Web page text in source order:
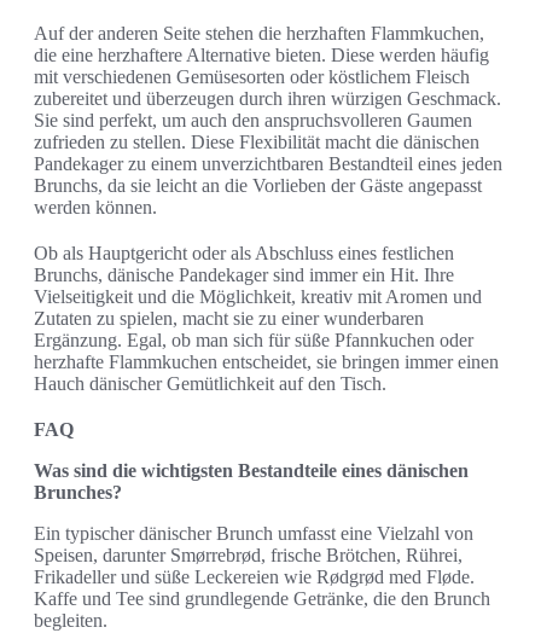
Auf der anderen Seite stehen die herzhaften Flammkuchen,
die eine herzhaftere Alternative bieten. Diese werden häufig
mit verschiedenen Gemüsesorten oder köstlichem Fleisch
zubereitet und überzeugen durch ihren würzigen Geschmack.
Sie sind perfekt, um auch den anspruchsvolleren Gaumen
zufrieden zu stellen. Diese Flexibilität macht die dänischen
Pandekager zu einem unverzichtbaren Bestandteil eines jeden
Brunchs, da sie leicht an die Vorlieben der Gäste angepasst
werden können.
Ob als Hauptgericht oder als Abschluss eines festlichen
Brunchs, dänische Pandekager sind immer ein Hit. Ihre
Vielseitigkeit und die Möglichkeit, kreativ mit Aromen und
Zutaten zu spielen, macht sie zu einer wunderbaren
Ergänzung. Egal, ob man sich für süße Pfannkuchen oder
herzhafte Flammkuchen entscheidet, sie bringen immer einen
Hauch dänischer Gemütlichkeit auf den Tisch.
FAQ
Was sind die wichtigsten Bestandteile eines dänischen
Brunches?
Ein typischer dänischer Brunch umfasst eine Vielzahl von
Speisen, darunter Smørrebrød, frische Brötchen, Rührei,
Frikadeller und süße Leckereien wie Rødgrød med Fløde.
Kaffe und Tee sind grundlegende Getränke, die den Brunch
begleiten.